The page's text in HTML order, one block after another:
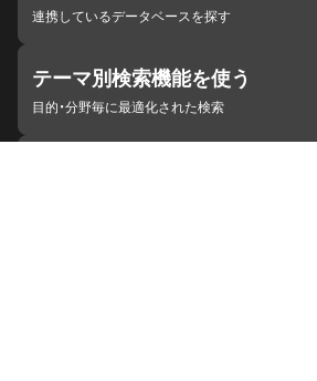
連携しているデータベースを探す
テーマ別検索機能を使う
目的・分野毎に最適化された検索